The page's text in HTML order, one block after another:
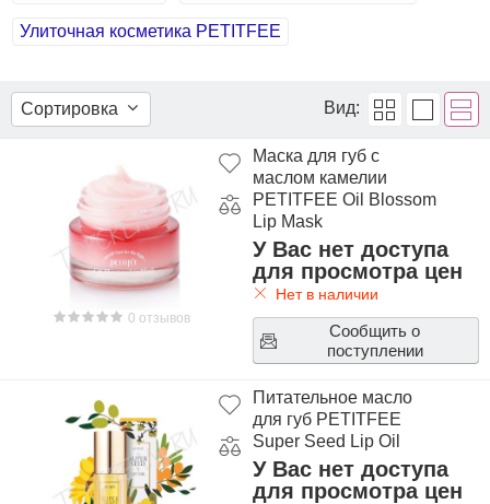
Улиточная косметика PETITFEE
Сортировка Вид:
0 отзывов
Маска для губ с
маслом камелии
PETITFEE Oil Blossom
Lip Mask
У Вас нет доступа
для просмотра цен
Нет в наличии
Сообщить о
поступлении
Питательное масло
для губ PETITFEE
Super Seed Lip Oil
У Вас нет доступа
для просмотра цен